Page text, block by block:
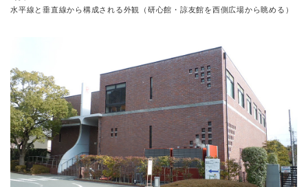
水平線と垂直線から構成される外観（研心館・諒友館を西側広場から眺める）